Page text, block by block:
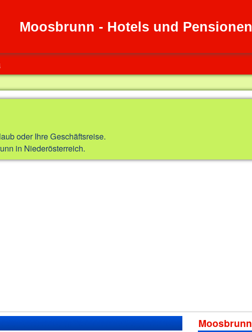
Moosbrunn - Hotels und Pensionen
oder Ihre Geschäftsreise.
in Niederösterreich.
Moosbrunn